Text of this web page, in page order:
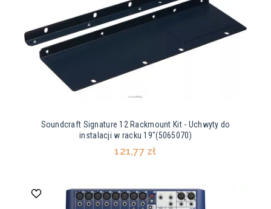
Soundcraft Signature 12 Rackmount Kit - Uchwyty do
instalacji w racku 19"(5065070)
121,77 zł